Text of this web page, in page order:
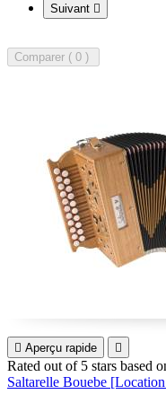
Suivant 
Comparer ( 0
 Aperçu rapide 
Rated out of 5 stars based
Saltarelle Bouebe